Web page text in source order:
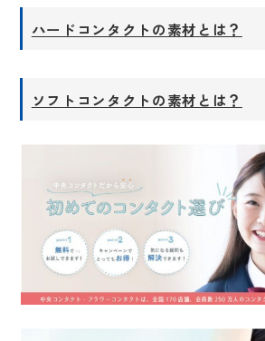
ハードコンタクトの素材とは？
ソフトコンタクトの素材とは？